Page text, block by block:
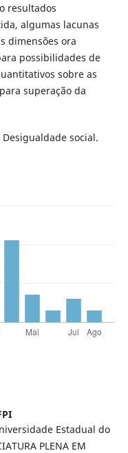
resultados
algumas lacunas
dimensões ora
possibilidades de
sobre as
superação da
Desigualdade social.
Estadual do
PLENA EM